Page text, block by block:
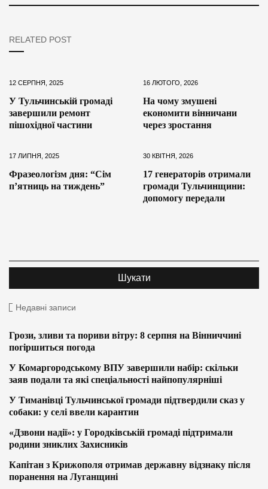
RELATED POST
12 СЕРПНЯ, 2025
У Тульчинській громаді
завершили ремонт
пішохідної частини
16 ЛЮТОГО, 2026
На чому змушені
економити вінничани
через зростання
17 ЛИПНЯ, 2025
Фразеологізм дня: “Сім
п’ятниць на тиждень”
30 КВІТНЯ, 2026
17 генераторів отримали
громади Тульчинщини:
допомогу передали
Недавні записи
Грози, зливи та пориви вітру: 8 серпня на Вінниччині
погіршиться погода
У Комаргородському ВПУ завершили набір: скільки
заяв подали та які спеціальності найпопулярніші
У Тиманівці Тульчинської громади підтвердили сказ у
собаки: у селі ввели карантин
«Дзвони надії»: у Городківській громаді підтримали
родини зниклих Захисників
Капітан з Крижополя отримав державну відзнаку після
поранення на Луганщині